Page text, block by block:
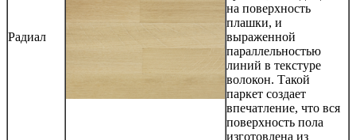
Радиал
на поверхность
плашки, и
выраженной
параллельностью
линий в текстуре
волокон. Такой
паркет создает
впечатление, что вся
поверхность пола
изготовлена из